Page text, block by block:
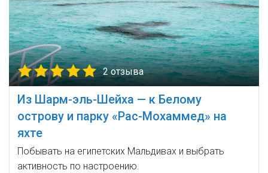
2 отзыва
Из Шарм-эль-Шейха — к Белому
острову и парку «Рас-Мохаммед» на
яхте
Побывать на египетских Мальдивах и выбрать
активность по настроению.